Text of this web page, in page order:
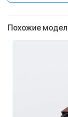
Похожие